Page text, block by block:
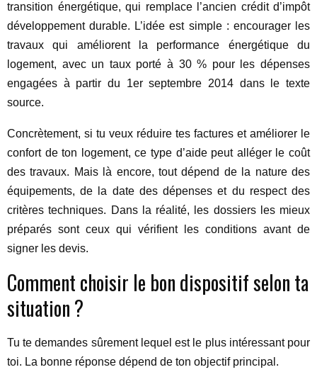
transition énergétique, qui remplace l’ancien crédit d’impôt
développement durable. L’idée est simple : encourager les
travaux qui améliorent la performance énergétique du
logement, avec un taux porté à 30 % pour les dépenses
engagées à partir du 1er septembre 2014 dans le texte
source.
Concrètement, si tu veux réduire tes factures et améliorer le
confort de ton logement, ce type d’aide peut alléger le coût
des travaux. Mais là encore, tout dépend de la nature des
équipements, de la date des dépenses et du respect des
critères techniques. Dans la réalité, les dossiers les mieux
préparés sont ceux qui vérifient les conditions avant de
signer les devis.
Comment choisir le bon dispositif selon ta
situation ?
Tu te demandes sûrement lequel est le plus intéressant pour
toi. La bonne réponse dépend de ton objectif principal.